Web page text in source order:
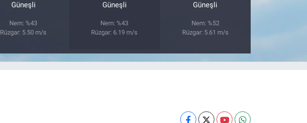
Güneşli
Nem: %43
Rüzgar: 5.50 m/s
Güneşli
Nem: %43
Rüzgar: 6.19 m/s
Güneşli
Nem: %52
Rüzgar: 5.61 m/s